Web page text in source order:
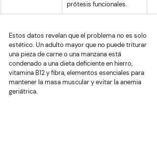
prótesis funcionales.
Estos datos revelan que el problema no es solo
estético. Un adulto mayor que no puede triturar
una pieza de carne o una manzana está
condenado a una dieta deficiente en hierro,
vitamina B12 y fibra, elementos esenciales para
mantener la masa muscular y evitar la anemia
geriátrica.